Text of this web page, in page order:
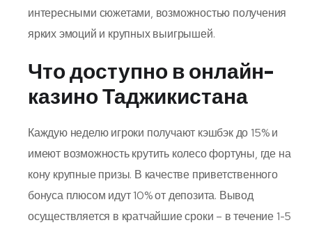
интересными сюжетами, возможностью получения
ярких эмоций и крупных выигрышей.
Что доступно в онлайн-
казино Таджикистана
Каждую неделю игроки получают кэшбэк до 15% и
имеют возможность крутить колесо фортуны, где на
кону крупные призы. В качестве приветственного
бонуса плюсом идут 10% от депозита. Вывод
осуществляется в кратчайшие сроки – в течение 1-5